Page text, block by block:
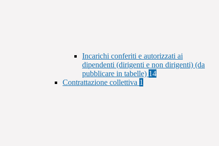
Incarichi conferiti e autorizzati ai
dipendenti (dirigenti e non dirigenti) (da
pubblicare in tabelle) 14
Contrattazione collettiva 1